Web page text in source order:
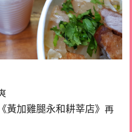
《黃加雞腿永和耕莘店》 再